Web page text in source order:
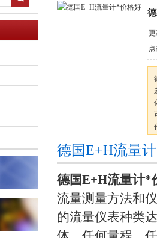
更
德国E+H流量
德国E+H流量计*
流量测量方法和
的流量仪表种类